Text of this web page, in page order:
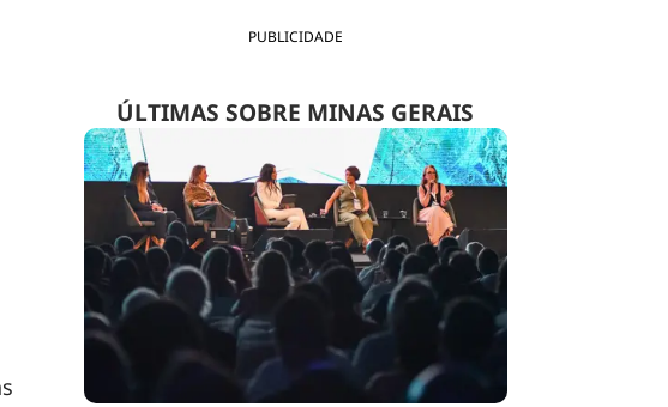
PUBLICIDADE
ÚLTIMAS SOBRE MINAS GERAIS